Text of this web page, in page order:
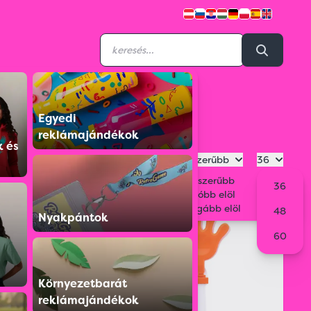
és
Egyedi
reklámajándékok
Nyakpántok
Környezetbarát
reklámajándékok
Legnépszerűbb
Legnépszerűbb
Legolcsóbb elöl
Legdrágább elöl
36
36
48
60